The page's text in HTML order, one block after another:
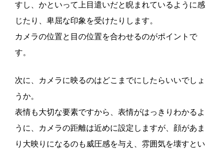
すし、かといって上目遣いだと睨まれているように感
じたり、卑屈な印象を受けたりします。
カメラの位置と目の位置を合わせるのがポイントで
す。
次に、カメラに映るのはどこまでにしたらいいでしょ
うか。
表情も大切な要素ですから、表情がはっきりわかるよ
うに、カメラの距離は近めに設定しますが、顔があま
り大映りになるのも威圧感を与え、雰囲気を壊すとい